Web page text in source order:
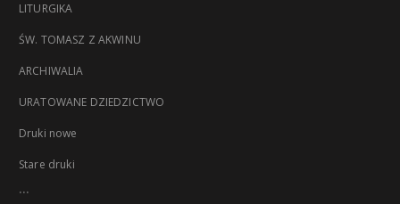
LITURGIKA
ŚW. TOMASZ Z AKWINU
ARCHIWALIA
URATOWANE DZIEDZICTWO
Druki nowe
Stare druki
...